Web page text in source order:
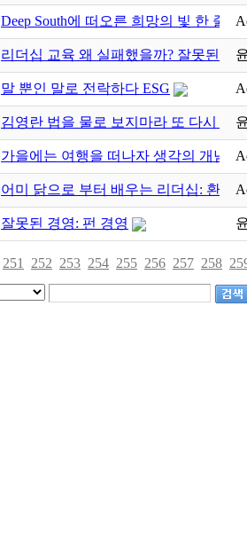
Deep South에 떠오른 희망의 빛 한 줄
리더십 교육 왜 실패했을까? 잘못된 면
말 뿐인 말로 전락하다 ESG
김영란 법을 물로 보지마라 또 다시 부
가을에는 여행을 떠나자 생각의 개념화
어미 닭으로 부터 배우는 리더십: 환대
잘못된 경영: 펀 경영
251 252 253 254 255 256 257 258